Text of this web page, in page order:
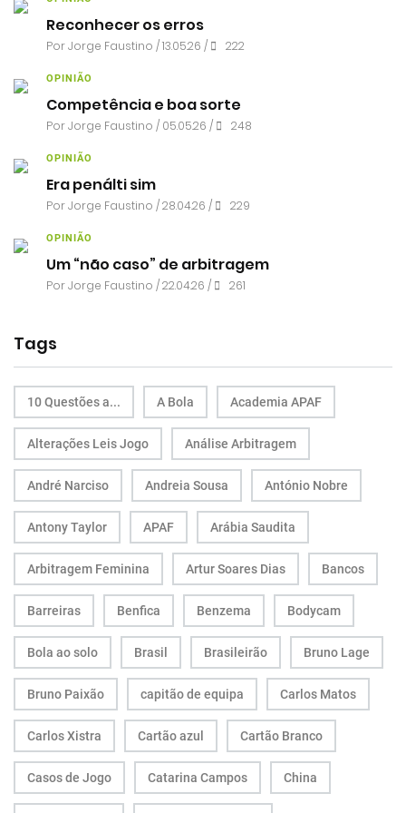
Reconhecer os erros
PorJorge Faustino / 13.05.26 / 222
OPINIÃO
Competência e boa sorte
PorJorge Faustino / 05.05.26 / 248
OPINIÃO
Era penálti sim
PorJorge Faustino / 28.04.26 / 229
OPINIÃO
Um “não caso” de arbitragem
PorJorge Faustino / 22.04.26 / 261
Tags
10 Questões a... A Bola Academia APAF
Alterações Leis Jogo Análise Arbitragem
André Narciso Andreia Sousa António Nobre
Antony Taylor APAF Arábia Saudita
Arbitragem Feminina Artur Soares Dias Bancos
Barreiras Benfica Benzema Bodycam
Bola ao solo Brasil Brasileirão Bruno Lage
Bruno Paixão capitão de equipa Carlos Matos
Carlos Xistra Cartão azul Cartão Branco
Casos de Jogo Catarina Campos China